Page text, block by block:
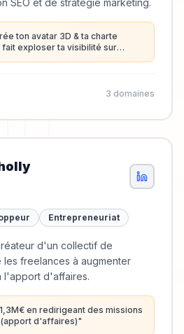
SEO et de stratégie marketing.
ton avatar 3D & ta charte
exploser ta visibilité sur
3 domaines
Entrepreneuriat
d'un collectif de
les freelances à augmenter
l'apport d'affaires.
en redirigeant des missions
d'affaires)"